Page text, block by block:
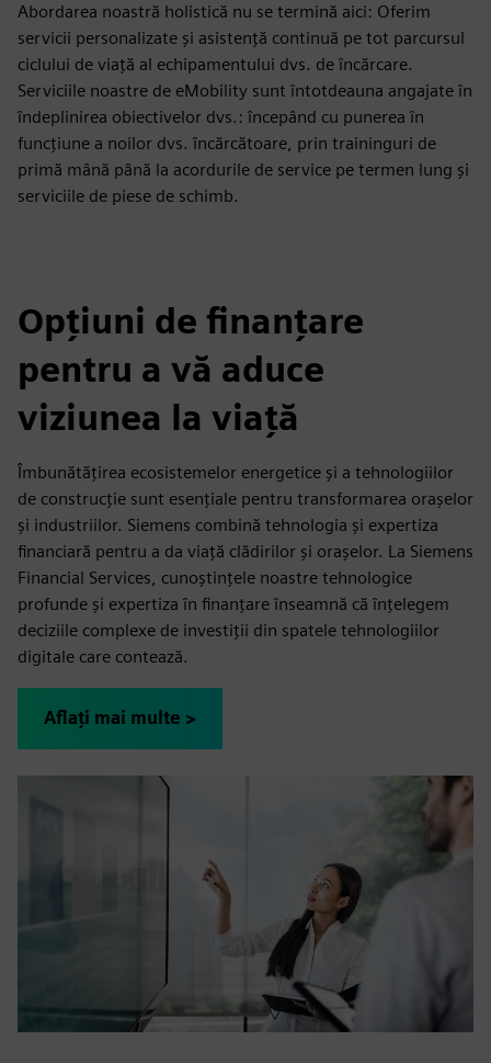
Abordarea noastră holistică nu se termină aici: Oferim
servicii personalizate și asistență continuă pe tot parcursul
ciclului de viață al echipamentului dvs. de încărcare.
Serviciile noastre de eMobility sunt întotdeauna angajate în
îndeplinirea obiectivelor dvs.: începând cu punerea în
funcțiune a noilor dvs. încărcătoare, prin traininguri de
primă mână până la acordurile de service pe termen lung și
serviciile de piese de schimb.
Opțiuni de finanțare
pentru a vă aduce
viziunea la viață
Îmbunătățirea ecosistemelor energetice și a tehnologiilor
de construcție sunt esențiale pentru transformarea orașelor
și industriilor. Siemens combină tehnologia și expertiza
financiară pentru a da viață clădirilor și orașelor. La Siemens
Financial Services, cunoștințele noastre tehnologice
profunde și expertiza în finanțare înseamnă că înțelegem
deciziile complexe de investiții din spatele tehnologiilor
digitale care contează.
Aflați mai multe >